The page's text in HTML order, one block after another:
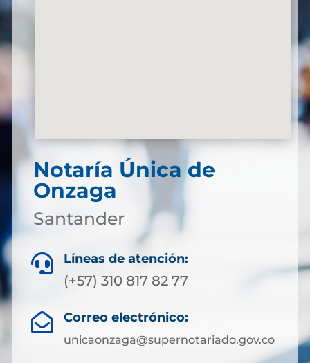
Notaría Única de
Onzaga
Santander
 Líneas de atención:
(+57) 310 817 82 77
 Correo electrónico:
unicaonzaga@supernotariado.gov.co